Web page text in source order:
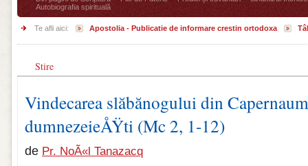
Autobiografia spirituală
Te afli aici: Apostolia - Publicatie de informare crestin ortodoxa
Stire
Vindecarea slăbănogului din
dumnezeieÅŸti (Mc 2, 1-12)
de Pr. NoÃ«l Tanazacq